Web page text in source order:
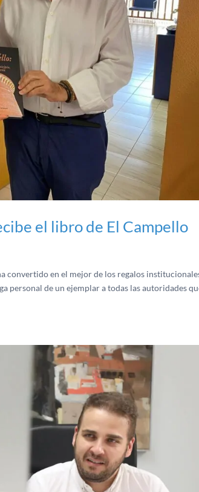
el libro de El Campello
convertido en el mejor de los regalos
personal de un ejemplar a todas las autoridades